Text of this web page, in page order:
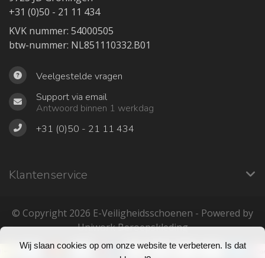
Wij slaan cookies op om onze website te verbeteren. Is dat
+31 (0)50 - 21 11 434
KVK nummer: 54000505
btw-nummer: NL851110332.B01
Veelgestelde vragen
Support via email
Antwoord binnen 1 werkdag
+31 (0)50 - 21 11 434
Klantenservice
© Copyright 2026 ‎E-Veiligheidsschoenen - Powered by
Uniwork Beroepskleding